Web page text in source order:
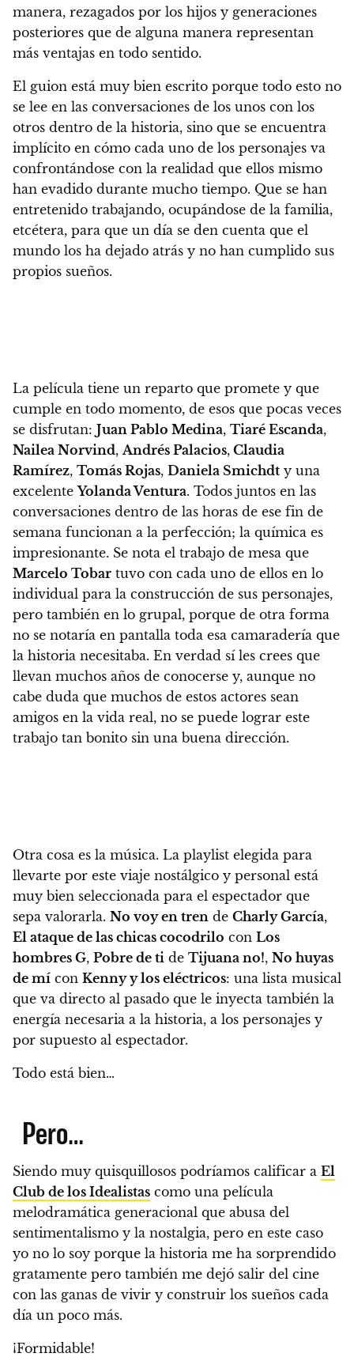
manera, rezagados por los hijos y generaciones
posteriores que de alguna manera representan
más ventajas en todo sentido.
El guion está muy bien escrito porque todo esto no
se lee en las conversaciones de los unos con los
otros dentro de la historia, sino que se encuentra
implícito en cómo cada uno de los personajes va
confrontándose con la realidad que ellos mismo
han evadido durante mucho tiempo. Que se han
entretenido trabajando, ocupándose de la familia,
etcétera, para que un día se den cuenta que el
mundo los ha dejado atrás y no han cumplido sus
propios sueños.
La película tiene un reparto que promete y que
cumple en todo momento, de esos que pocas veces
se disfrutan: Juan Pablo Medina, Tiaré Escanda,
Nailea Norvind, Andrés Palacios, Claudia
Ramírez, Tomás Rojas, Daniela Smichdt y una
excelenteYolanda Ventura. Todos juntos en las
conversaciones dentro de las horas de ese fin de
semana funcionan a la perfección; la química es
impresionante. Se nota el trabajo de mesa que
Marcelo Tobar tuvo con cada uno de ellos en lo
individual para la construcción de sus personajes,
pero también en lo grupal, porque de otra forma
no se notaría en pantalla toda esa camaradería que
la historia necesitaba. En verdad sí les crees que
llevan muchos años de conocerse y, aunque no
cabe duda que muchos de estos actores sean
amigos en la vida real, no se puede lograr este
trabajo tan bonito sin una buena dirección.
Otra cosa es la música. La playlist elegida para
llevarte por este viaje nostálgico y personal está
muy bien seleccionada para el espectador que
sepa valorarla. No voy en tren de Charly García,
El ataque de las chicas cocodrilo con Los
hombres G, Pobre de ti de Tijuana no!, No huyas
de mí con Kenny y los eléctricos: una lista musical
que va directo al pasado que le inyecta también la
energía necesaria a la historia, a los personajes y
por supuesto al espectador.
Todo está bien…
Pero…
Siendo muy quisquillosos podríamos calificar a El
Club de los Idealistas como una película
melodramática generacional que abusa del
sentimentalismo y la nostalgia, pero en este caso
yo no lo soy porque la historia me ha sorprendido
gratamente pero también me dejó salir del cine
con las ganas de vivir y construir los sueños cada
día un poco más.
¡Formidable!